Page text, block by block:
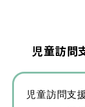
看護師
児童訪
児童訪問支